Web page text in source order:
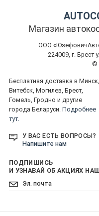
Магазин
ООО
224009, г. Брест
©
Бесплатная доставка в Минск,
Витебск, Могилев, Брест,
Гомель, Гродно и другие
города Беларуси. Подробнее
тут.
У ВАС ЕСТЬ ВОПРОСЫ?
Напишите нам
ПОДПИШИСЬ
И УЗНАВАЙ ОБ АКЦИЯХ